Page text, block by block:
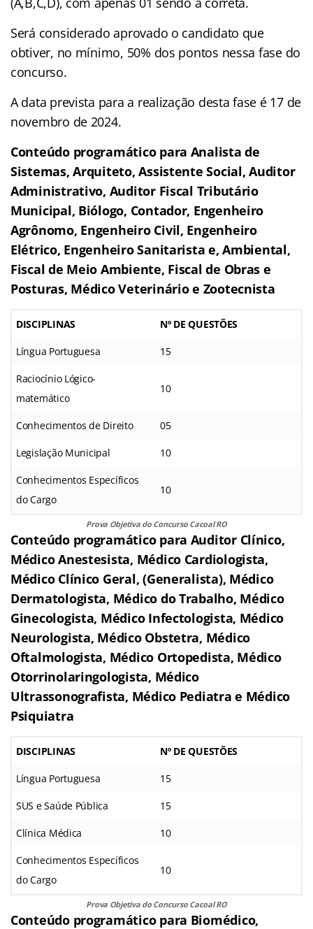
Será considerado aprovado o candidato que
obtiver, no mínimo, 50% dos pontos nessa fase do
concurso.
A data prevista para a realização desta fase é 17 de
novembro de 2024.
Conteúdo programático para Analista de
Sistemas, Arquiteto, Assistente Social, Auditor
Administrativo, Auditor Fiscal Tributário
Municipal, Biólogo, Contador, Engenheiro
Agrônomo, Engenheiro Civil, Engenheiro
Elétrico, Engenheiro Sanitarista e, Ambiental,
Fiscal de Meio Ambiente, Fiscal de Obras e
Posturas, Médico Veterinário e Zootecnista
DISCIPLINAS Nº DE QUESTÕES
Língua Portuguesa 15
Raciocínio Lógico-
matemático
10
Conhecimentos de Direito 05
Legislação Municipal 10
Conhecimentos Específicos
do Cargo
10
Prova Objetiva do Concurso Cacoal RO
Conteúdo programático para Auditor Clínico,
Médico Anestesista, Médico Cardiologista,
Médico Clínico Geral, (Generalista), Médico
Dermatologista, Médico do Trabalho, Médico
Ginecologista, Médico Infectologista, Médico
Neurologista, Médico Obstetra, Médico
Oftalmologista, Médico Ortopedista, Médico
Otorrinolaringologista, Médico
Ultrassonografista, Médico Pediatra e Médico
Psiquiatra
DISCIPLINAS Nº DE QUESTÕES
Língua Portuguesa 15
SUS e Saúde Pública 15
Clínica Médica 10
Conhecimentos Específicos
do Cargo
10
Prova Objetiva do Concurso Cacoal RO
Conteúdo programático para Biomédico,